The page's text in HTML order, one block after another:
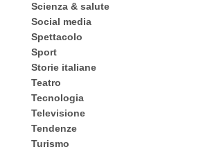
Scienza & salute
Social media
Spettacolo
Sport
Storie italiane
Teatro
Tecnologia
Televisione
Tendenze
Turismo